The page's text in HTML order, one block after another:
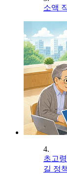
소액
4.
초고
길 정